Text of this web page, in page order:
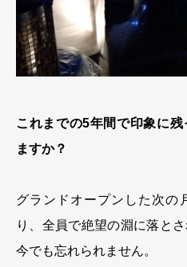
これまでの5年間で印象に
ますか？
グランドオープンした次の
り、全員で絶望の淵に落と
今でも忘れられません。